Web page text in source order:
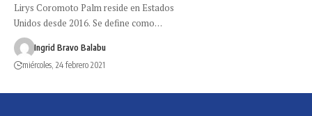
Lirys Coromoto Palm reside en Estados
Unidos desde 2016. Se define como…
Ingrid Bravo Balabu
miércoles, 24 febrero 2021